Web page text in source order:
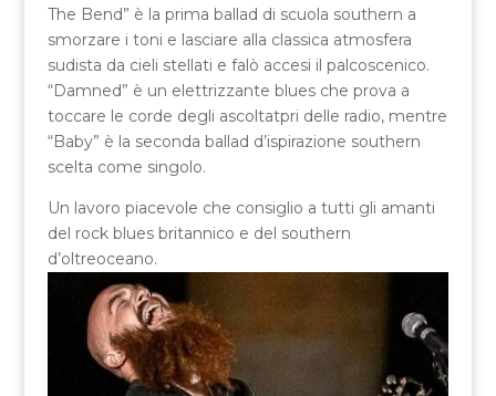
The Bend” è la prima ballad di scuola southern a
smorzare i toni e lasciare alla classica atmosfera
sudista da cieli stellati e falò accesi il palcoscenico.
“Damned” è un elettrizzante blues che prova a
toccare le corde degli ascoltatpri delle radio, mentre
“Baby” è la seconda ballad d’ispirazione southern
scelta come singolo.
Un lavoro piacevole che consiglio a tutti gli amanti
del rock blues britannico e del southern
d’oltreoceano.